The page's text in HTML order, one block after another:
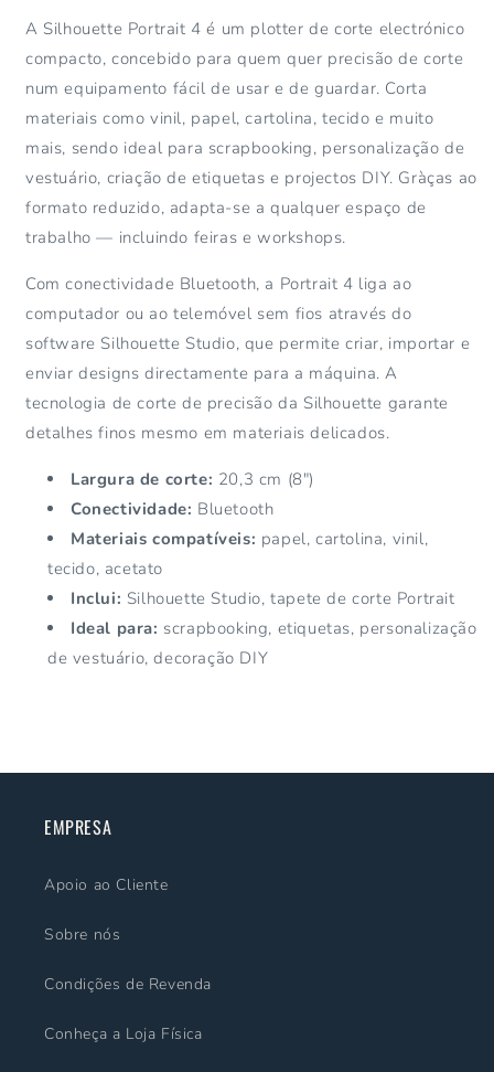
A Silhouette Portrait 4 é um plotter de corte electrónico
compacto, concebido para quem quer precisão de corte
num equipamento fácil de usar e de guardar. Corta
materiais como vinil, papel, cartolina, tecido e muito
mais, sendo ideal para scrapbooking, personalização de
vestuário, criação de etiquetas e projectos DIY. Gràças ao
formato reduzido, adapta-se a qualquer espaço de
trabalho — incluindo feiras e workshops.
Com conectividade Bluetooth, a Portrait 4 liga ao
computador ou ao telemóvel sem fios através do
software Silhouette Studio, que permite criar, importar e
enviar designs directamente para a máquina. A
tecnologia de corte de precisão da Silhouette garante
detalhes finos mesmo em materiais delicados.
Largura de corte: 20,3 cm (8")
Conectividade: Bluetooth
Materiais compatíveis: papel, cartolina, vinil,
tecido, acetato
Inclui: Silhouette Studio, tapete de corte Portrait
Ideal para: scrapbooking, etiquetas, personalização
de vestuário, decoração DIY
EMPRESA
Apoio ao Cliente
Sobre nós
Condições de Revenda
Conheça a Loja Física